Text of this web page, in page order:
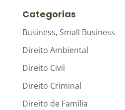
Categorias
Business, Small Business
Direito Ambiental
Direito Civil
Direito Criminal
Direito de Família